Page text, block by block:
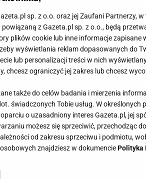
sp. z o.o. oraz jej Zaufani Partnerzy, w
powiązaną z Gazeta.pl sp. z o.o., będą
plików cookie lub inne informacje zapisane
wyświetlania reklam dopasowanych do
lub personalizacji treści w nich
chcesz ograniczyć jej zakres lub chcesz
także do celów badania i mierzenia
świadczonych Tobie usług. W
o uzasadniony interes Gazeta.pl, jej
możesz się sprzeciwić, przechodząc
od zakresu sprzeciwu i podmiotu,
znajdziesz w dokumenciePolityka